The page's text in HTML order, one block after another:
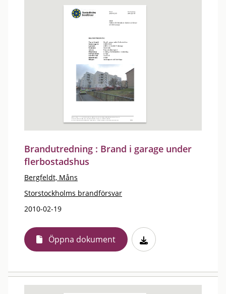
Brandutredning : Brand i garage under
flerbostadshus
Bergfeldt, Måns
Storstockholms brandförsvar
2010-02-19
Öppna dokument